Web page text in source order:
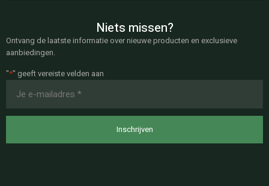
Niets missen?
Ontvang de laatste informatie over nieuwe producten en exclusieve
aanbiedingen.
"*" geeft vereiste velden aan
mailadres
*